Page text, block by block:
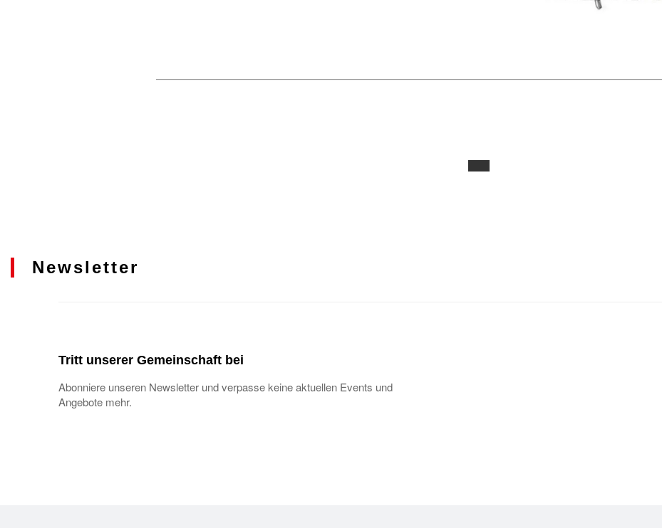
Newsletter
Tritt unserer Gemeinschaft bei
Abonniere unseren Newsletter und verpasse keine aktuellen Events und
Angebote mehr.